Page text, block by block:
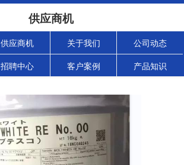
供应商机
供应商机 关于我们 公司动态
招聘中心 客户案例 产品知识